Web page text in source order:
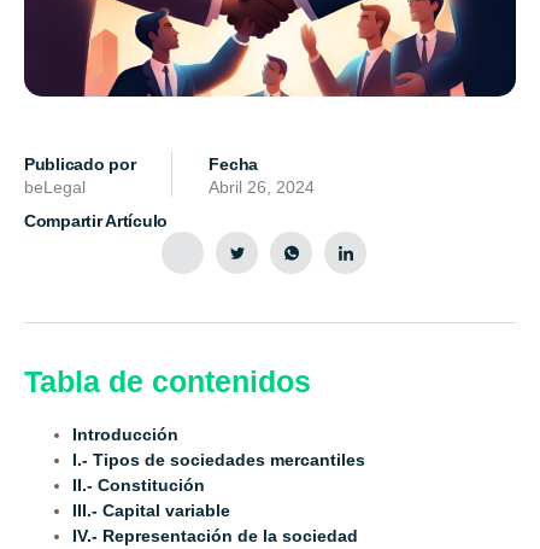
Publicado por
beLegal
Fecha
Abril 26, 2024
Compartir Artículo
Tabla de contenidos
Introducción
I.- Tipos de sociedades mercantiles
II.- Constitución
III.- Capital variable
IV.- Representación de la sociedad